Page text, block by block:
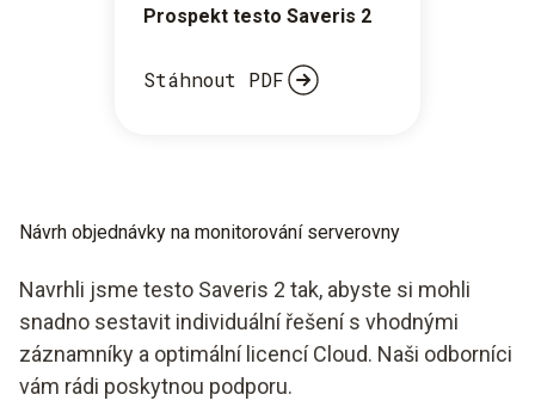
Prospekt testo Saveris 2
Stáhnout PDF
Návrh objednávky na monitorování serverovny
Navrhli jsme testo Saveris 2 tak, abyste si mohli
snadno sestavit individuální řešení s vhodnými
záznamníky a optimální licencí Cloud. Naši odborníci
vám rádi poskytnou podporu.